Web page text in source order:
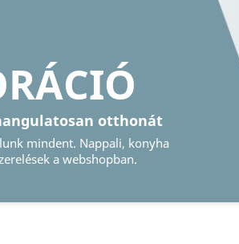
KÉPKERET
Őrizze meg emlékeit
Legyen szó hagyományos vagy digitális
képkeretről, nálunk megtalálja ezeket